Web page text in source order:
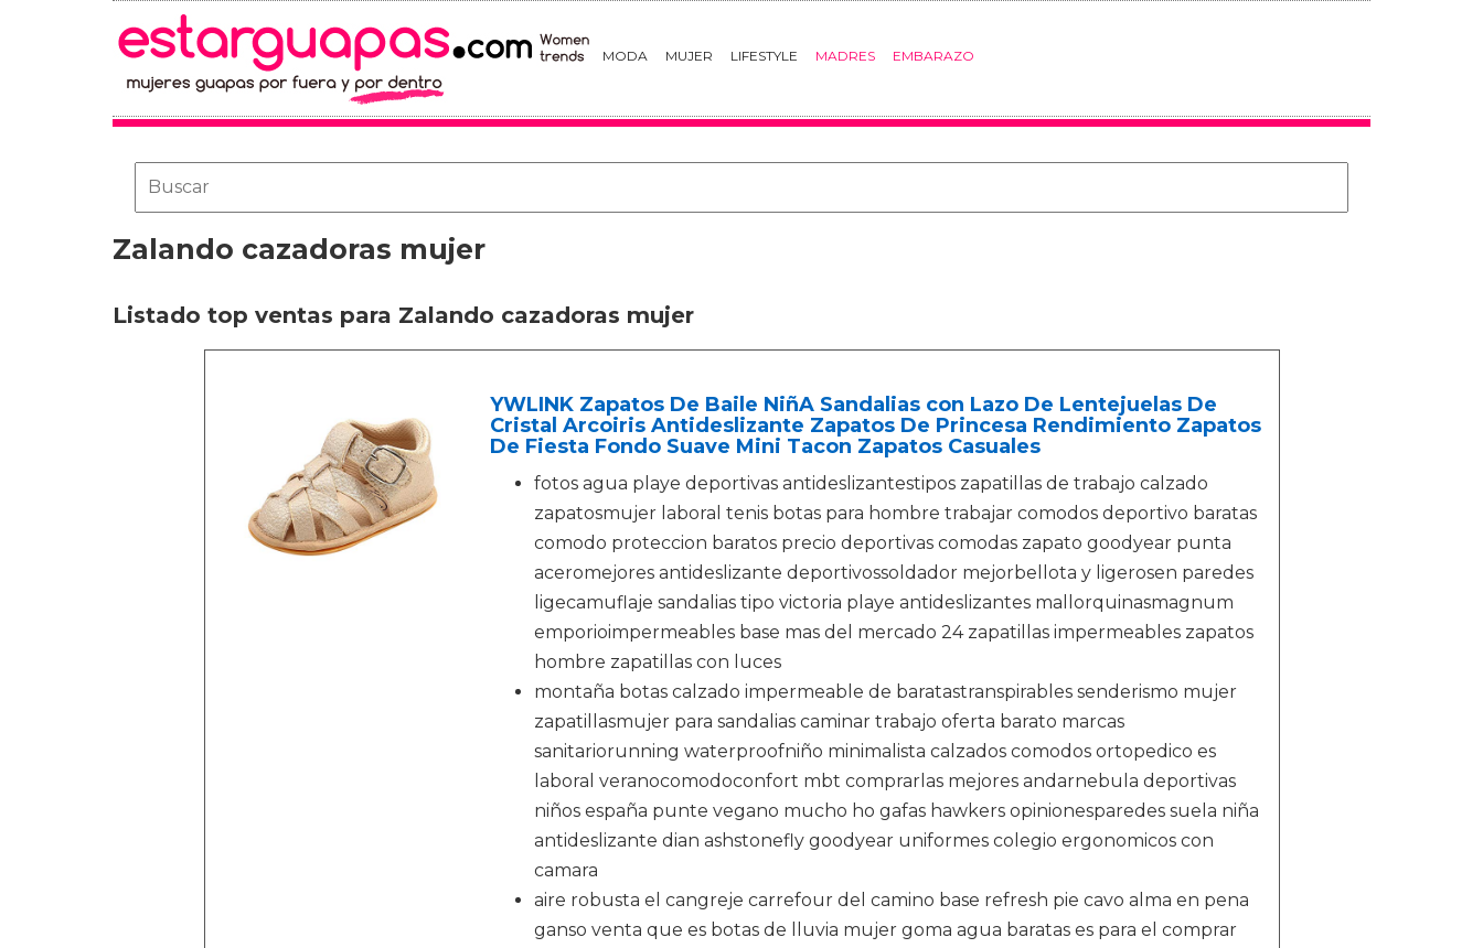
MODA MUJER LIFESTYLE MADRES EMBARAZO
Zalando cazadoras mujer
Listado top ventas para Zalando cazadoras mujer
YWLINK Zapatos De Baile NiñA Sandalias con Lazo De Lentejuelas De
Cristal Arcoiris Antideslizante Zapatos De Princesa Rendimiento Zapatos
De Fiesta Fondo Suave Mini Tacon Zapatos Casuales
fotos agua playe deportivas antideslizantestipos zapatillas de trabajo calzado
zapatosmujer laboral tenis botas para hombre trabajar comodos deportivo baratas
comodo proteccion baratos precio deportivas comodas zapato goodyear punta
aceromejores antideslizante deportivossoldador mejorbellota y ligerosen paredes
ligecamuflaje sandalias tipo victoria playe antideslizantes mallorquinasmagnum
emporioimpermeables base mas del mercado 24 zapatillas impermeables zapatos
hombre zapatillas con luces
montaña botas calzado impermeable de baratastranspirables senderismo mujer
zapatillasmujer para sandalias caminar trabajo oferta barato marcas
sanitariorunning waterproofniño minimalista calzados comodos ortopedico es
laboral veranocomodoconfort mbt comprarlas mejores andarnebula deportivas
niños españa punte vegano mucho ho gafas hawkers opinionesparedes suela niña
antideslizante dian ashstonefly goodyear uniformes colegio ergonomicos con
camara
aire robusta el cangreje carrefour del camino base refresh pie cavo alma en pena
ganso venta que es botas de lluvia mujer goma agua baratas es para el comprar